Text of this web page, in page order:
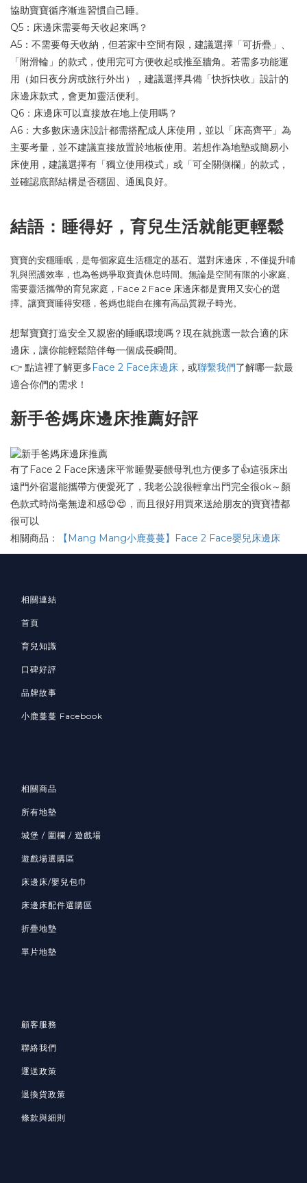
協助寶寶循序漸進習慣自己睡。
Q5：床邊床需要每天收起來嗎？
A5：不需要每天收納，但若家中空間有限，建議選擇「可折疊」、
「附滑輪」的款式，使用完可方便收起或推至牆角。若需多功能運
用（如日夜分房或旅行外出），建議選擇具備「快拆快收」設計的
床邊床款式，會更加靈活便利。
Q6：床邊床可以直接放在地上使用嗎？
A6：大多數床邊床設計都需搭配成人床使用，並以「床高齊平」為
主要考量，並不建議直接放置於地板使用。若想作為地墊或簡易小
床使用，建議選擇有「獨立使用模式」或「可全關側欄」的款式，
並確認底部結構是否穩固、通風良好。
結語：睡得好，育兒生活就能更輕鬆
寶寶的安穩睡眠，是每個家庭生活穩定的基石。選對床邊床，不僅提升哺
乳與照護效率，也為爸媽爭取寶貴休息時間。無論是空間有限的小家庭、
需要靈活攜帶的育兒家庭，Face 2 Face 床邊床都是實用又安心的選
擇。讓寶寶睡得安穩，爸媽也能自在擁有高品質親子時光。
想幫寶寶打造安全又親密的睡眠環境嗎？現在就挑選一款合適的床
邊床，讓你能輕鬆陪伴每一個成長瞬間。
👉 點這裡了解更多Face 2 Face床邊床 ，或聯繫我們了解哪一款最
適合你們的需求！
新手爸媽床邊床推薦好評
有了Face 2 Face床邊床平常睡覺要餵母乳也方便多了👍這張床出
遠門外宿還能攜帶方便愛死了，我老公說很輕拿出門完全很ok～顏
色款式時尚毫無違和感😍😍，而且很好用買來送給朋友的寶寶禮都
很可以
相關商品：
【Mang Mang小鹿蔓蔓】Face 2 Face嬰兒床邊床
相關連結
首頁
育兒知識
口碑好評
品牌故事
小鹿蔓蔓 Facebook
相關商品
所有地墊
城堡 / 圍欄 / 遊戲場
遊戲場選購區
床邊床/嬰兒包巾
床邊床配件選購區
折疊地墊
單片地墊
顧客服務
聯絡我們
運送政策
退換貨政策
條款與細則